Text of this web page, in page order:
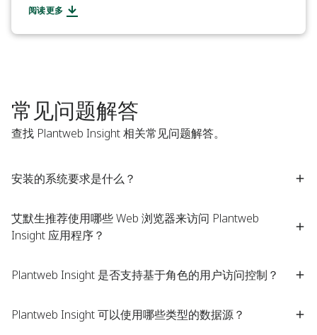
阅读更多
常见问题解答
查找 Plantweb Insight 相关常见问题解答。​
安装的系统要求是什么？ ​
艾默生推荐使用哪些 Web 浏览器来访问 Plantweb
Insight 应用程序？​
Plantweb Insight 是否支持基于角色的用户访问控制？​
Plantweb Insight 可以使用哪些类型的数据源？​